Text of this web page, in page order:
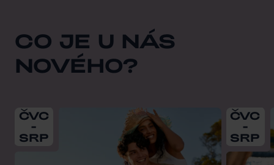
CO JE U NÁS
NOVÉHO?
From2026-07-01 2026-08-31
ČVC
-
SRP
From
ČVC
-
SRP